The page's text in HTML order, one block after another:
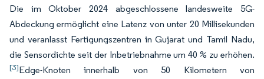
Die im Oktober 2024 abgeschlossene landesweite 5G-
Abdeckung ermöglicht eine Latenz von unter 20 Millisekunden
und veranlasst Fertigungszentren in Gujarat und Tamil Nadu,
die Sensordichte seit der Inbetriebnahme um 40 % zu erhöhen.
[3]Edge-Knoten innerhalb von 50 Kilometern von